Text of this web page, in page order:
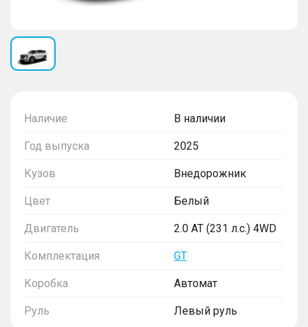
Наличие В наличии
Год выпуска 2025
Кузов Внедорожник
Цвет Белый
Двигатель 2.0 AT (231 л.с.) 4WD
Комплектация GT
Коробка Автомат
Руль Левый руль